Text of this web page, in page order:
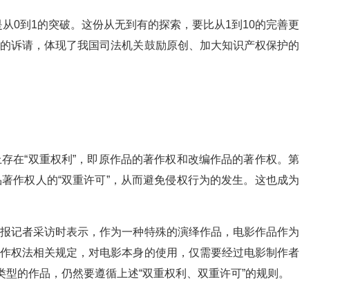
到1的突破。这份从无到有的探索，要比从1到10的完善更
诉请，体现了我国司法机关鼓励原创、加大知识产权保护的
“双重权利”，即原作品的著作权和改编作品的著作权。第
作权人的“双重许可”，从而避免侵权行为的发生。这也成为
者采访时表示，作为一种特殊的演绎作品，电影作品作为
权法相关规定，对电影本身的使用，仅需要经过电影制作者
的作品，仍然要遵循上述“双重权利、双重许可”的规则。